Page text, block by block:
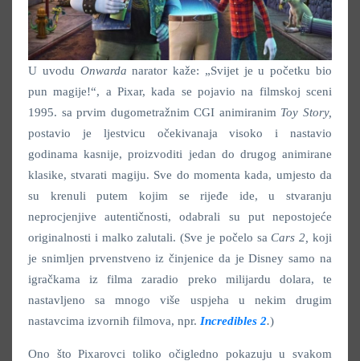
U uvodu Onwardanarator kaže: „Svijet je u početku bio
pun magije!“, a Pixar, kada se pojavio na filmskoj sceni
1995. sa prvim dugometražnim CGI animiranim Toy Story,
postavio je ljestvicu očekivanaja visoko i nastavio
godinama kasnije, proizvoditi jedan do drugog animirane
klasike, stvarati magiju. Sve do momenta kada, umjesto da
su krenuli putem kojim se rijeđe ide, u stvaranju
neprocjenjive autentičnosti, odabrali su put nepostojeće
originalnosti i malko zalutali. (Sve je počelo saCars 2,koji
je snimljen prvenstveno iz činjenice da je Disney samo na
igračkama iz filma zaradio preko milijardu dolara, te
nastavljeno sa mnogo više uspjeha u nekim drugim
nastavcima izvornih filmova, npr. Incredibles 2.)
Ono što Pixarovci toliko očigledno pokazuju u svakom